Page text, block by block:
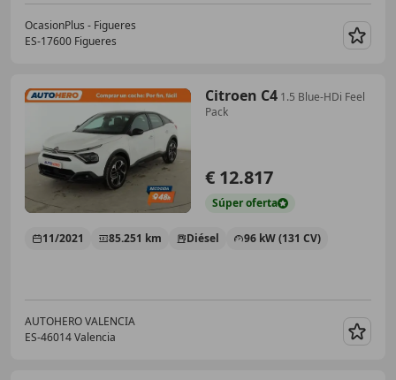
OcasionPlus - Figueres
ES-17600 Figueres
Citroen C4 1.5 Blue-HDi Feel
Pack
€ 12.817
Súperoferta
11/2021 85.251 km Diésel 96 kW (131 CV)
AUTOHERO VALENCIA
ES-46014 Valencia